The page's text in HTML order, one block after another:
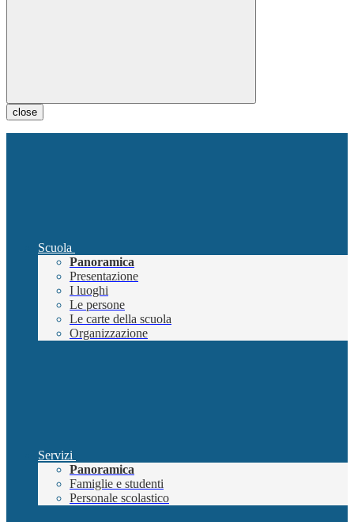
close
Scuola
Panoramica
Presentazione
I luoghi
Le persone
Le carte della scuola
Organizzazione
Servizi
Panoramica
Famiglie e studenti
Personale scolastico